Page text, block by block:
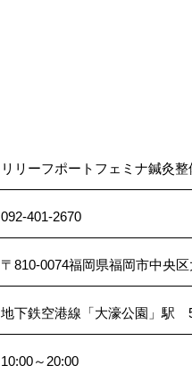
リリーフポートフェミナ鍼灸
092-401-2670
〒810-0074福岡県福岡市中央
地下鉄空港線「大濠公園」駅
10:00～20:00